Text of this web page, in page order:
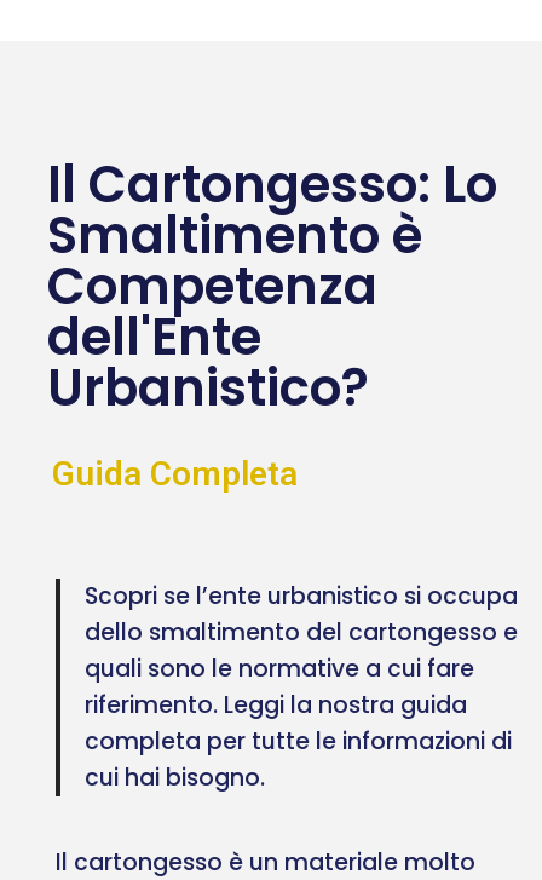
Il Cartongesso: Lo
Smaltimento è
Competenza
dell'Ente
Urbanistico?
Guida Completa
Scopri se l’ente urbanistico si occupa
dello smaltimento del cartongesso e
quali sono le normative a cui fare
riferimento. Leggi la nostra guida
completa per tutte le informazioni di
cui hai bisogno.
Il cartongesso è un materiale molto